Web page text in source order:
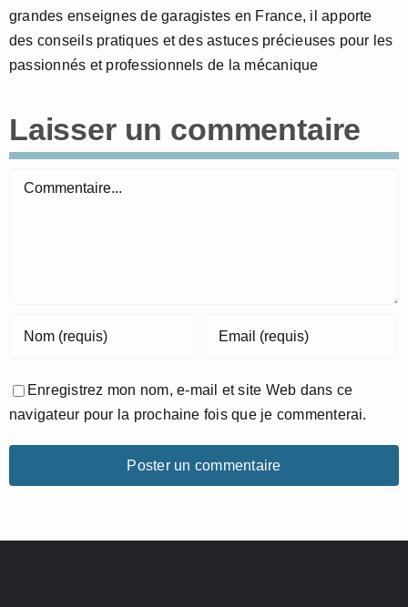
grandes enseignes de garagistes en France, il apporte
des conseils pratiques et des astuces précieuses pour les
passionnés et professionnels de la mécanique
Laisser un commentaire
Commentaire
Enregistrez mon nom, e-mail et site Web dans ce
navigateur pour la prochaine fois que je commenterai.